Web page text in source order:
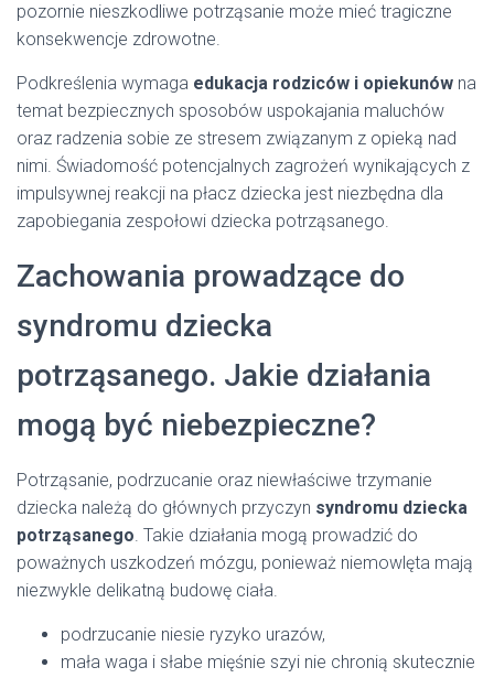
pozornie nieszkodliwe potrząsanie może mieć tragiczne
konsekwencje zdrowotne.
Podkreślenia wymaga edukacja rodziców i opiekunów na
temat bezpiecznych sposobów uspokajania maluchów
oraz radzenia sobie ze stresem związanym z opieką nad
nimi. Świadomość potencjalnych zagrożeń wynikających z
impulsywnej reakcji na płacz dziecka jest niezbędna dla
zapobiegania zespołowi dziecka potrząsanego.
Zachowania prowadzące do
syndromu dziecka
potrząsanego. Jakie działania
mogą być niebezpieczne?
Potrząsanie, podrzucanie oraz niewłaściwe trzymanie
dziecka należą do głównych przyczyn syndromu dziecka
potrząsanego. Takie działania mogą prowadzić do
poważnych uszkodzeń mózgu, ponieważ niemowlęta mają
niezwykle delikatną budowę ciała.
podrzucanie niesie ryzyko urazów,
mała waga i słabe mięśnie szyi nie chronią skutecznie